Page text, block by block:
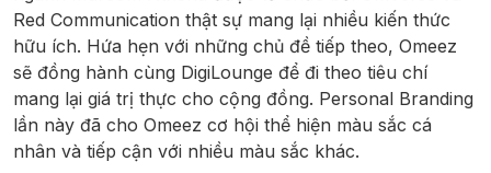
Red Communication thật sự mang lại nhiều kiến thức
hữu ích. Hứa hẹn với những chủ đề tiếp theo, Omeez
sẽ đồng hành cùng DigiLounge để đi theo tiêu chí
mang lại giá trị thực cho cộng đồng. Personal Branding
lần này đã cho Omeez cơ hội thể hiện màu sắc cá
nhân và tiếp cận với nhiều màu sắc khác.